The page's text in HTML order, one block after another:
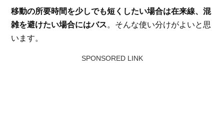
移動の所要時間を少しでも短くしたい場合は在来線、混
雑を避けたい場合にはバス。そんな使い分けがよいと思
います。
SPONSORED LINK